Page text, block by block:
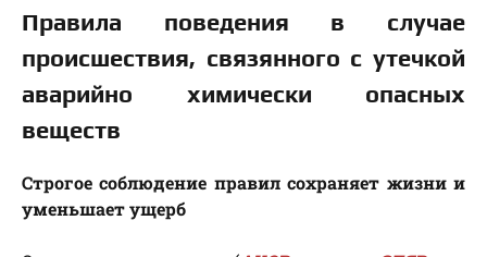
Правила поведения в случае
происшествия, связянного с утечкой
аварийно химически опасных
веществ
Строгое соблюдение правил сохраняет жизни и
уменьшает ущерб